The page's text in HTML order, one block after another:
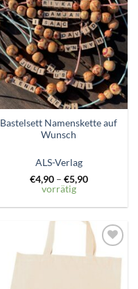
Zum
Wunschzettel
hinzufügen
Bastelsett Namenskette auf
Wunsch
ALS-Verlag
€4,90– €5,90
vorrätig
Zum